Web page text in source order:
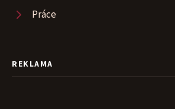
Práce
REKLAMA